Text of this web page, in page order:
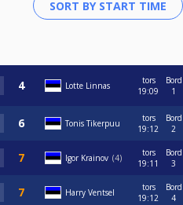
Lotte Linnas
tors
19:09
Bord
1
Tonis Tikerpuu
tors
19:12
Bord
2
Igor Krainov 4
tors
19:11
Bord
3
Harry Ventsel
tors
19:12
Bord
4